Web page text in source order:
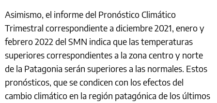
Asimismo, el informe del Pronóstico Climático
Trimestral correspondiente a diciembre 2021, enero y
febrero 2022 del SMN indica que las temperaturas
superiores correspondientes a la zona centro y norte
de la Patagonia serán superiores a las normales. Estos
pronósticos, que se condicen con los efectos del
cambio climático en la región patagónica de los últimos